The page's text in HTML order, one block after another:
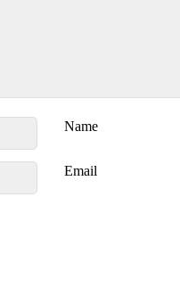
Name
Email